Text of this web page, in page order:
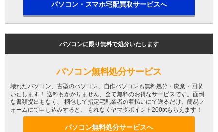
パソコン・スマホ宅配買取サービスへ
パソコンに限り無料で処分いたします
パソコン無料処分サービス
壊れたパソコン、古型のパソコン、自作パソコンも無料処分・廃棄・回収
いたします！ 送料もかかりません、全て無料のお得なサービスです。面倒
な書類提出もなく、 梱包して指定宅配業者の着払いにて送るだけ。簡易フ
ォームにて申し込みすると、 もれなくヤマダポイント200ptもらえます！
パソコン無料処分サービスへ